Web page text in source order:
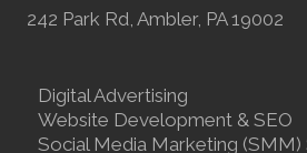
242 Park Rd, Ambler, PA 19002
Digital Advertising
Website Development & SEO
Social Media Marketing (SMM)